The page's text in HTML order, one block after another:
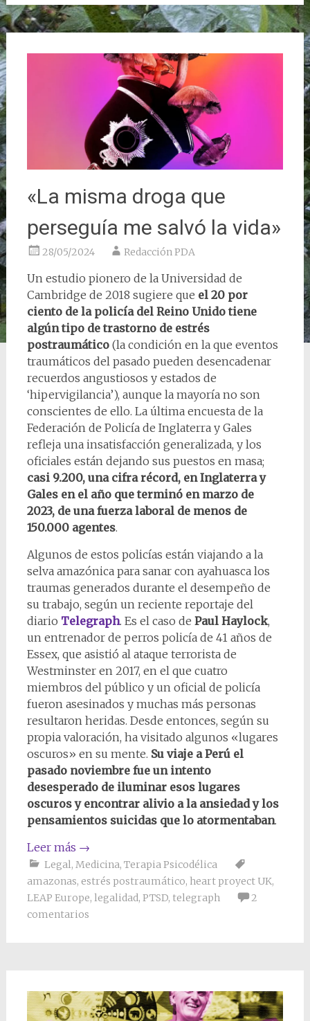
«La misma droga que
perseguía me salvó la vida»
28/05/2024 Redacción PDA
Un estudio pionero de la Universidad de
Cambridge de 2018 sugiere que el 20 por
ciento de la policía del Reino Unido tiene
algún tipo de trastorno de estrés
postraumático(la condición en la que eventos
traumáticos del pasado pueden desencadenar
recuerdos angustiosos y estados de
‘hipervigilancia’), aunque la mayoría no son
conscientes de ello. La última encuesta de la
Federación de Policía de Inglaterra y Gales
refleja una insatisfacción generalizada, y los
oficiales están dejando sus puestos en masa;
casi 9.200, una cifra récord, en Inglaterra y
Gales en el año que terminó en marzo de
2023, de una fuerza laboral de menos de
150.000 agentes.
Algunos de estos policías están viajando a la
selva amazónica para sanar con ayahuasca los
traumas generados durante el desempeño de
su trabajo, según un reciente reportaje del
diario Telegraph. Es el caso de Paul Haylock,
un entrenador de perros policía de 41 años de
Essex, que asistió al ataque terrorista de
Westminster en 2017, en el que cuatro
miembros del público y un oficial de policía
fueron asesinados y muchas más personas
resultaron heridas. Desde entonces, según su
propia valoración, ha visitado algunos «lugares
oscuros» en su mente. Su viaje a Perú el
pasado noviembre fue un intento
desesperado de iluminar esos lugares
oscuros y encontrar alivio a la ansiedad y los
pensamientos suicidas que lo atormentaban.
Leer más →
Legal, Medicina, Terapia Psicodélica
amazonas, estrés postraumático, heart proyect UK,
LEAP Europe, legalidad, PTSD, telegraph
2
comentarios